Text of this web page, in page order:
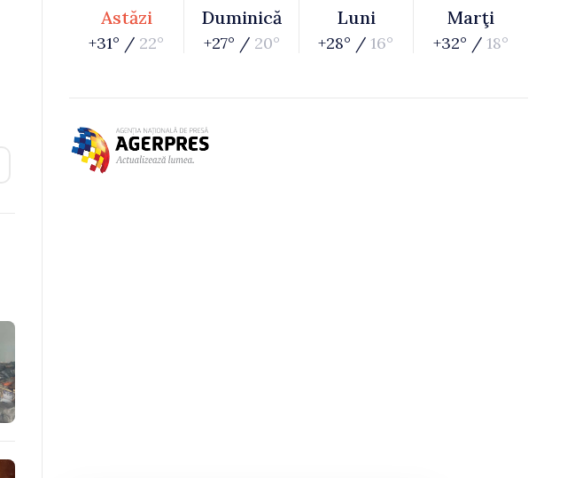
Astăzi
+31° / 22°
Duminică
+27° / 20°
Luni
+28° / 16°
Marţi
+32° / 18°